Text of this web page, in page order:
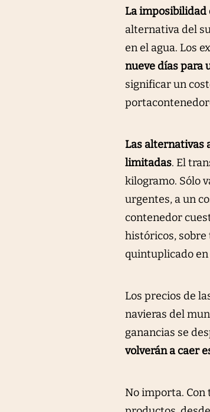
La imposibilidad
alternativa del
en el agua. Los
nueve días para
significar un
Las alternativas
limitadas. El
kilogramo. Sólo
urgentes, a un
contenedor
históricos, sobre
quintuplicado en
Los precios de
navieras del
ganancias se
volverán a caer
No importa.